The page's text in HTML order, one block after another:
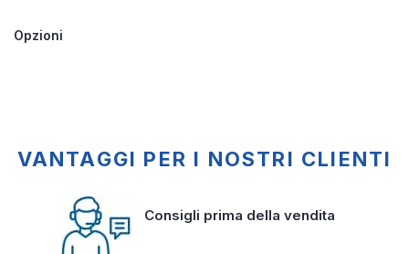
Opzioni
VANTAGGI PER I NOSTRI CLIENTI
Consigli prima della vendita